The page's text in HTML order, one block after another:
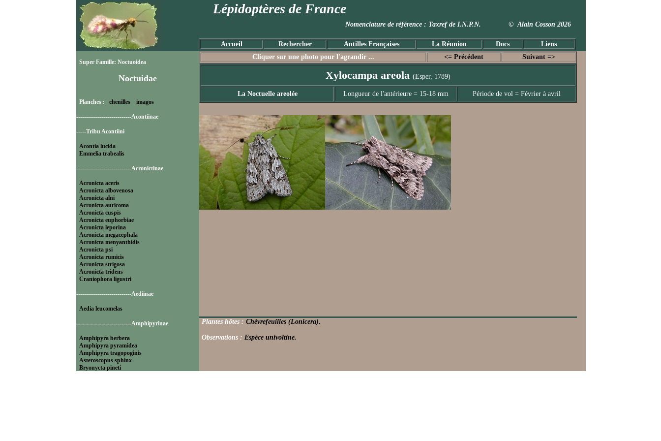
Lépidoptères de France
Nomenclature de référence : Taxref de I.N.P.N. © Alain Cosson 2026
Accueil Rechercher Antilles Françaises La Réunion Docs Liens
Super Famille: Noctuoidea
Noctuidae
Planches : chenilles imagos
----------------------------Acontiinae
-----Tribu Acontiini
Acontia lucida
Emmelia trabealis
----------------------------Acronictinae
Acronicta aceris
Acronicta albovenosa
Acronicta alni
Acronicta auricoma
Acronicta cuspis
Acronicta euphorbiae
Acronicta leporina
Acronicta megacephala
Acronicta menyanthidis
Acronicta psi
Acronicta rumicis
Acronicta strigosa
Acronicta tridens
Craniophora ligustri
----------------------------Aediinae
Aedia leucomelas
----------------------------Amphipyrinae
Amphipyra berbera
Amphipyra pyramidea
Amphipyra tragopoginis
Asteroscopus sphinx
Bryonycta pineti
Cliquer sur une photo pour l'agrandir ... <= Précédent Suivant =>
Xylocampa areola (Esper, 1789)
La Noctuelle areolée Longueur de l'antérieure = 15-18 mm Période de vol = Février à avril
Plantes hôtes : Chèvrefeuilles (Lonicera).
Observations : Espèce univoltine.